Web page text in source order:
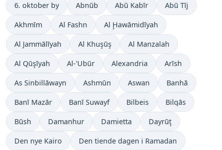
6. oktober by Abnūb Abū Kabīr Abū Tīj
Akhmīm Al Fashn Al Ḩawāmidīyah
Al Jammālīyah Al Khuşūş Al Manzalah
Al Qūşīyah Al-'Ubūr Alexandria Arīsh
As Sinbillāwayn Ashmūn Aswan Banhā
Banī Mazār Banī Suwayf Bilbeis Bilqās
Būsh Damanhur Damietta Dayrūţ
Den nye Kairo Den tiende dagen i Ramadan